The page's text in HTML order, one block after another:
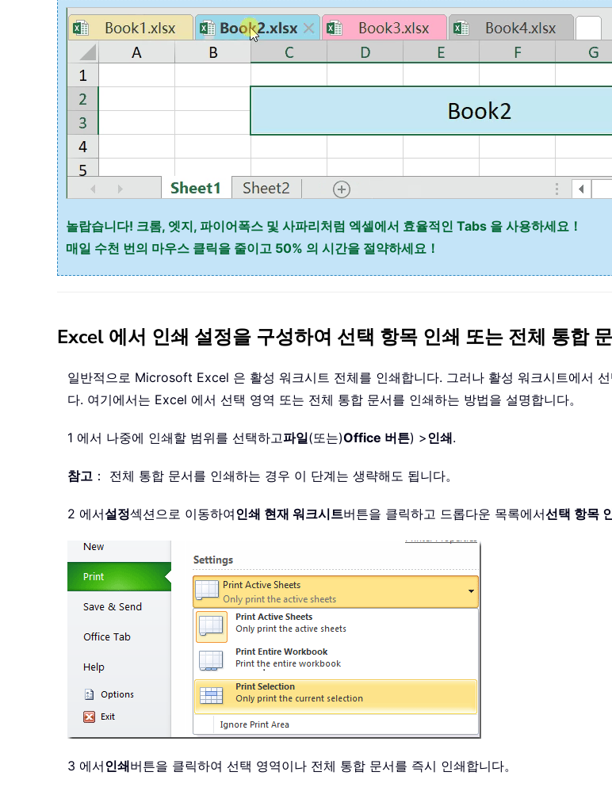
놀랍습니다! 크롬, 엣지, 파이어폭스 및 사파리처럼 엑셀에서 효율적인 Tabs 을 사용하세요！
매일 수천 번의 마우스 클릭을 줄이고 50% 의 시간을 절약하세요！
Excel 에서 인쇄 설정을 구성하여 선택 항목 인쇄 또는 전체 통합
일반적으로 Microsoft Excel 은 활성 워크시트 전체를 인쇄합니다. 그러나 활성 워크시트에서
다. 여기에서는 Excel 에서 선택 영역 또는 전체 통합 문서를 인쇄하는 방법을 설명합니다。
1 에서 나중에 인쇄할 범위를 선택하고파일(또는)Office 버튼) >인쇄.
참고 ： 전체 통합 문서를 인쇄하는 경우 이 단계는 생략해도 됩니다。
2 에서설정섹션으로 이동하여인쇄 현재 워크시트버튼을 클릭하고 드롭다운 목록에서선택 항목
3 에서인쇄버튼을 클릭하여 선택 영역이나 전체 통합 문서를 즉시 인쇄합니다。